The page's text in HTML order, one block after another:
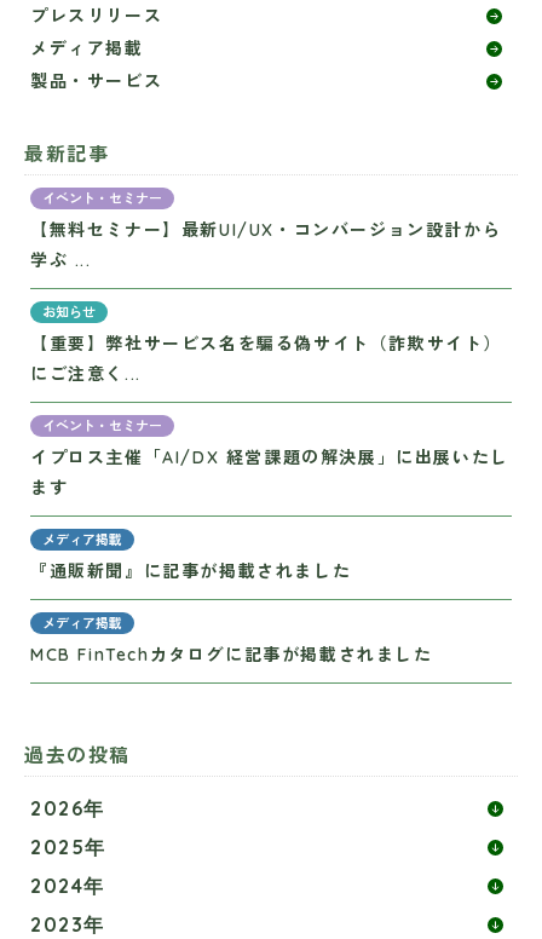
プレスリリース
メディア掲載
製品・サービス
最新記事
イベント・セミナー
【無料セミナー】最新UI/UX・コンバージョン設計から
学ぶ ...
お知らせ
【重要】弊社サービス名を騙る偽サイト（詐欺サイト）
にご注意く...
イベント・セミナー
イプロス主催「AI/DX 経営課題の解決展」に出展いたし
ます
メディア掲載
『通販新聞』に記事が掲載されました
メディア掲載
MCB FinTechカタログに記事が掲載されました
過去の投稿
2026年
2025年
2024年
2023年